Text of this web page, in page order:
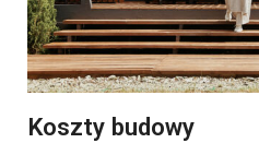
Koszty budowy